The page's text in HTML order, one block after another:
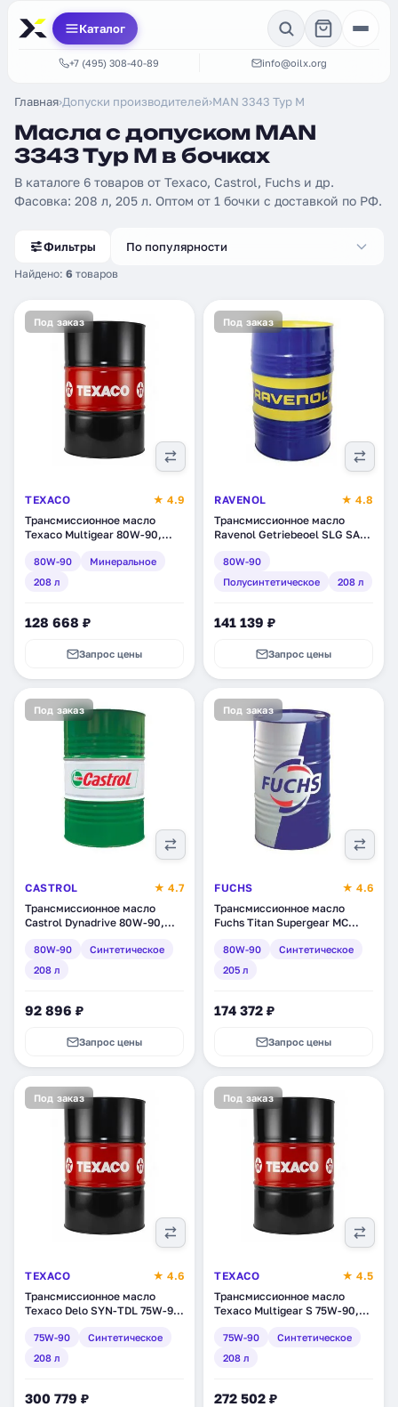
Каталог
+7 (495) 308-40-89 info@oilx.org
Главная›Допуски производителей›MAN 3343 Typ М
Масла с допуском MAN
3343 Typ М в бочках
В каталоге 6 товаров от Texaco, Castrol, Fuchs и др.
Фасовка: 208 л, 205 л. Оптом от 1 бочки с доставкой по РФ.
Фильтры
Найдено: 6 товаров
По популярности
Под заказ
TEXACO
★ 4.9
Трансмиссионное масло
Texaco Multigear 80W-90,
(832950DEE)
80W-90
Минеральное
208 л
128 668 ₽
Запрос цены
Под заказ
RAVENOL
★ 4.8
Трансмиссионное масло
Ravenol Getriebeoel SLG SAE
208 л (1223305-208)
80W-90
Полусинтетическое
208 л
141 139 ₽
Запрос цены
Под заказ
CASTROL
★ 4.7
Трансмиссионное масло
Castrol Dynadrive 80W-90,
80W-90
Синтетическое
208 л
92 896 ₽
Запрос цены
Под заказ
FUCHS
★ 4.6
Трансмиссионное масло
Fuchs Titan Supergear MC
л (1652900002)
80W-90
Синтетическое
205 л
174 372 ₽
Запрос цены
Под заказ
TEXACO
★ 4.6
Трансмиссионное масло
Texaco Delo SYN-TDL 75W-90,
(804131DEE)
75W-90
Синтетическое
208 л
300 779 ₽
Под заказ
TEXACO
★ 4.5
Трансмиссионное масло
Texaco Multigear S 75W-90,
(832840DEE)
75W-90
Синтетическое
208 л
272 502 ₽